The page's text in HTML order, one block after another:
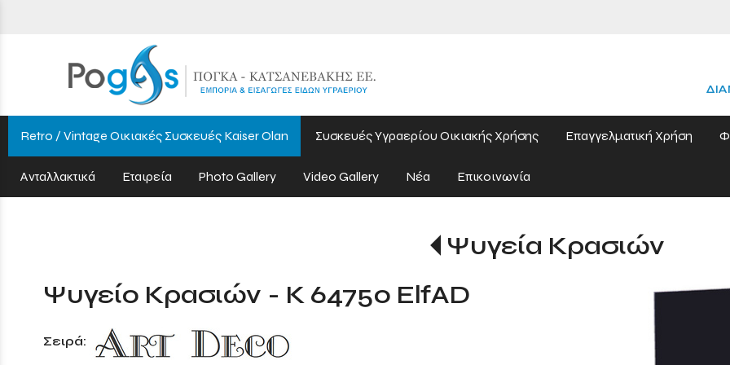
Retro / Vintage Οικιακές Συσκευές Kaiser Olan Συσκευές Υγραερίου Οικιακής Χρήσης Επαγγελματική Χρήση
Ανταλλακτικά Εταιρεία Photo Gallery Video Gallery Νέα Επικοινωνία
Ψυγεία Κρασιών
Ψυγείο Κρασιών - K 64750 ElfAD
Σειρά: